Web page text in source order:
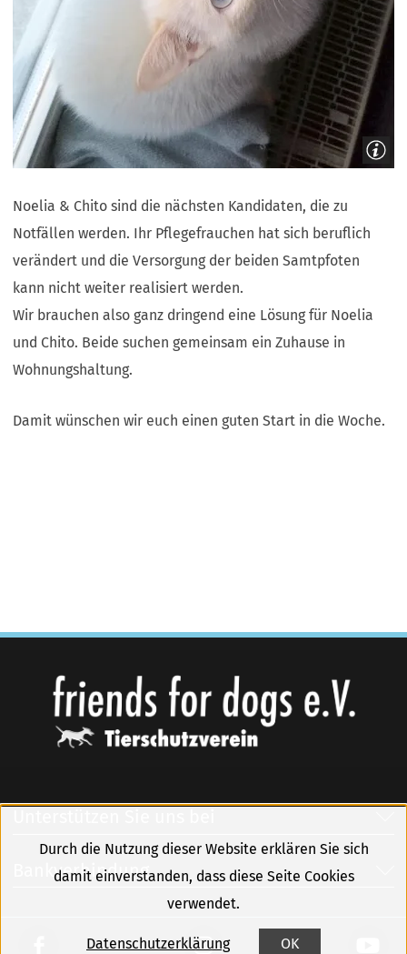
Noelia & Chito sind die nächsten Kandidaten, die zu
Notfällen werden. Ihr Pflegefrauchen hat sich beruflich
verändert und die Versorgung der beiden Samtpfoten
kann nicht weiter realisiert werden.
Wir brauchen also ganz dringend eine Lösung für Noelia
und Chito. Beide suchen gemeinsam ein Zuhause in
Wohnungshaltung.
Damit wünschen wir euch einen guten Start in die Woche.
Bankverbindung
Durch die Nutzung dieser Website erklären Sie sich
damit einverstanden, dass diese Seite Cookies
verwendet.
Datenschutzerklärung OK